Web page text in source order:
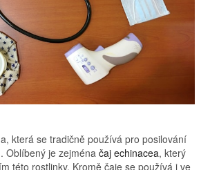
která se tradičně používá pro posilování
Oblíbený je zejménačaj echinacea, který
této rostlinky. Kromě čaje se používá i ve